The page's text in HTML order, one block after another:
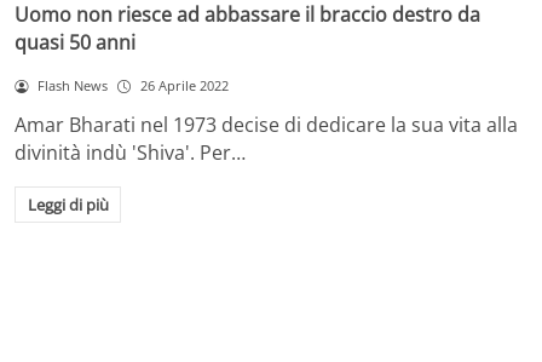
Uomo non riesce ad abbassare il braccio destro da
quasi 50 anni
Flash News 26 Aprile 2022
Amar Bharati nel 1973 decise di dedicare la sua vita alla
divinità indù 'Shiva'. Per…
Leggi di più